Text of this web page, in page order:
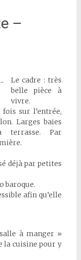
–
Le cadre : très
belle pièce à
vivre.
sur l’entrée,
Larges baies
terrasse. Par
déjà par petites
baroque.
afin qu’elle
à manger »
la cuisine pour y